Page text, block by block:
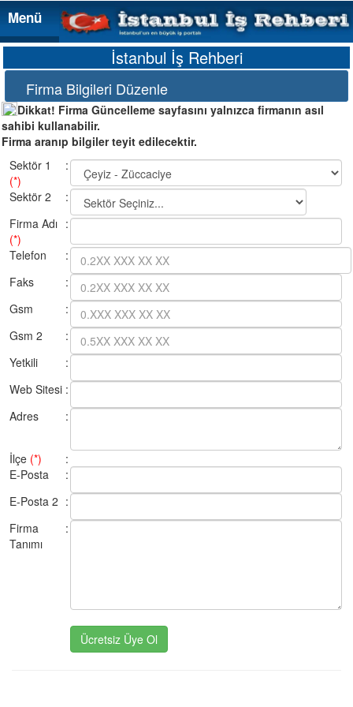
Menü
Menü
İstanbul İş Rehberi
Firma Bilgileri Düzenle
Dikkat! Firma Güncelleme sayfasını yalnızca firmanın asıl
sahibi kullanabilir.
Firma aranıp bilgiler teyit edilecektir.
Sektör 1
(*)
:
Sektör 2
:
Firma Adı
(*)
:
Telefon
:
Faks
:
Gsm
:
Gsm 2
:
Yetkili
:
Web Sitesi :
Adres
:
İlçe (*)
:
E-Posta
:
E-Posta 2 :
Firma
Tanımı
: